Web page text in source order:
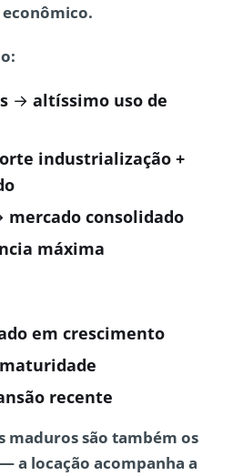
→ altíssimo uso de
industrialização +
mercado consolidado
máxima
em crescimento
recente
maduros são também os
a locação acompanha a